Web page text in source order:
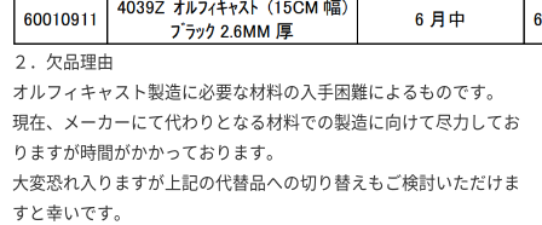
２．欠品理由
オルフィキャスト製造に必要な材料の入手困難によるものです。
現在、メーカーにて代わりとなる材料での製造に向けて尽力してお
りますが時間がかかっております。
大変恐れ入りますが上記の代替品への切り替えもご検討いただけま
すと幸いです。